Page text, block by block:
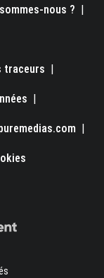
nous ?
traceurs